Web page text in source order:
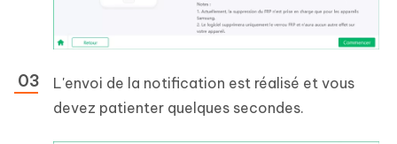
L'envoi de la notification est réalisé et vous
devez patienter quelques secondes.